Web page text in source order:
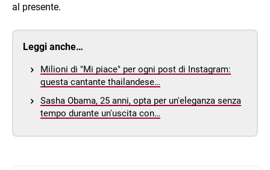
al presente.
Leggi anche…
Milioni di "Mi piace" per ogni post di Instagram:
questa cantante thailandese…
Sasha Obama, 25 anni, opta per un'eleganza senza
tempo durante un'uscita con…